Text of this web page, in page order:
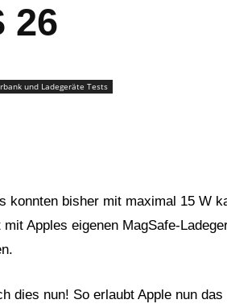
26
und Ladegeräte Tests
konnten bisher mit maximal 15 W
Apples eigenen MagSafe-
dies nun! So erlaubt Apple nun